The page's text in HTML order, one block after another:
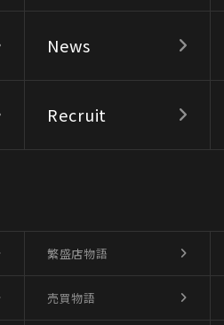
News
Recruit
繁盛店物語
売買物語